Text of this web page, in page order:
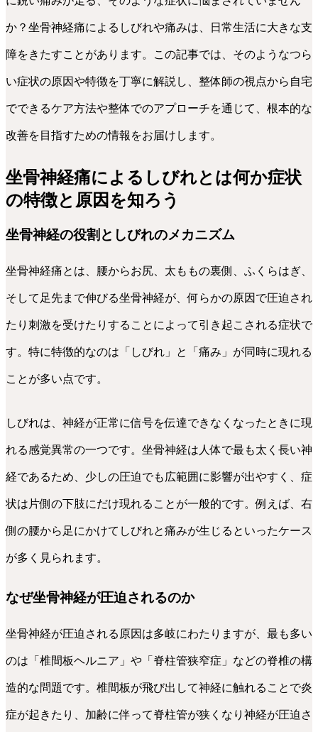
か？坐骨神経痛によるしびれや痛みは、日常生活に大きな支
障をきたすことがあります。この記事では、そのようなつら
い症状の原因や特徴を丁寧に解説し、整体師の視点から自宅
でできるケア方法や整体でのアプローチを通じて、根本的な
改善を目指すための情報をお届けします。
坐骨神経痛によるしびれとは何か症状
の特徴と原因を知ろう
坐骨神経の役割としびれのメカニズム
坐骨神経痛とは、腰からお尻、太ももの裏側、ふくらはぎ、
そして足先まで伸びる坐骨神経が、何らかの原因で圧迫され
たり刺激を受けたりすることによって引き起こされる症状で
す。特に特徴的なのは「しびれ」と「痛み」が同時に現れる
ことが多い点です。
しびれは、神経が正常に信号を伝達できなくなったときに現
れる感覚異常の一つです。坐骨神経は人体で最も太く長い神
経であるため、少しの圧迫でも広範囲に影響が出やすく、症
状は片側の下肢にだけ現れることが一般的です。例えば、右
側の腰から足にかけてしびれと痛みが生じるといったケース
が多く見られます。
なぜ坐骨神経が圧迫されるのか
坐骨神経が圧迫される原因は多岐にわたりますが、最も多い
のは「椎間板ヘルニア」や「脊柱管狭窄症」などの脊椎の構
造的な問題です。椎間板が飛び出して神経に触れることで炎
症が起きたり、加齢に伴って脊柱管が狭くなり神経が圧迫さ